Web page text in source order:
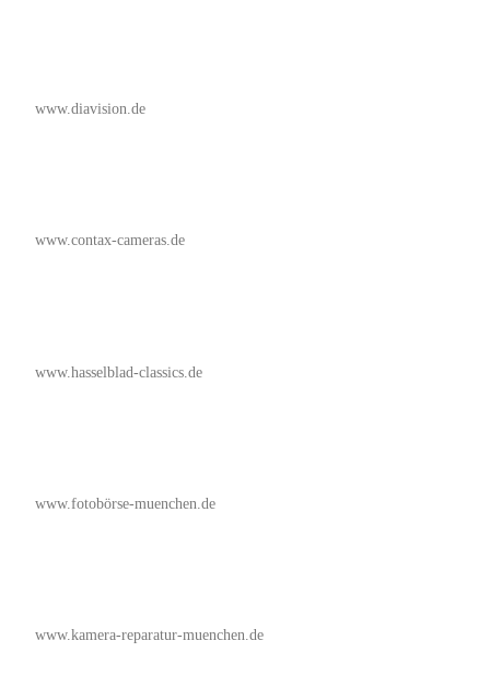
www.diavision.de
www.contax-cameras.de
www.hasselblad-classics.de
www.fotobörse-muenchen.de
www.kamera-reparatur-muenchen.de